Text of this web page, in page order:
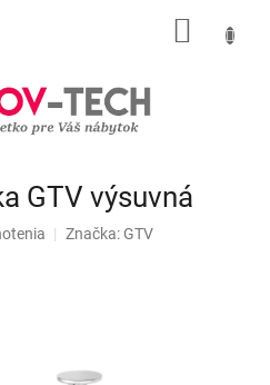
GTV výsuvná
Značka: GTV